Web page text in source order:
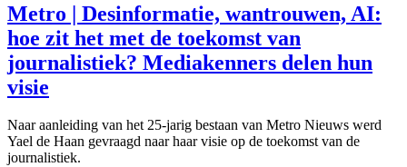
Metro | Desinformatie, wantrouwen, AI:
hoe zit het met de toekomst van
journalistiek? Mediakenners delen hun
visie
Naar aanleiding van het 25-jarig bestaan van Metro Nieuws werd
Yael de Haan gevraagd naar haar visie op de toekomst van de
journalistiek.